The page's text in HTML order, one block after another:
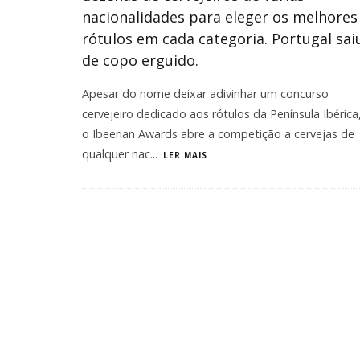
nacionalidades para eleger os melhores
rótulos em cada categoria. Portugal
de copo erguido.
Apesar do nome deixar adivinhar um concurso
cervejeiro dedicado aos rótulos da Península
o Ibeerian Awards abre a competição a cervejas de
qualquer nac... LER MAIS